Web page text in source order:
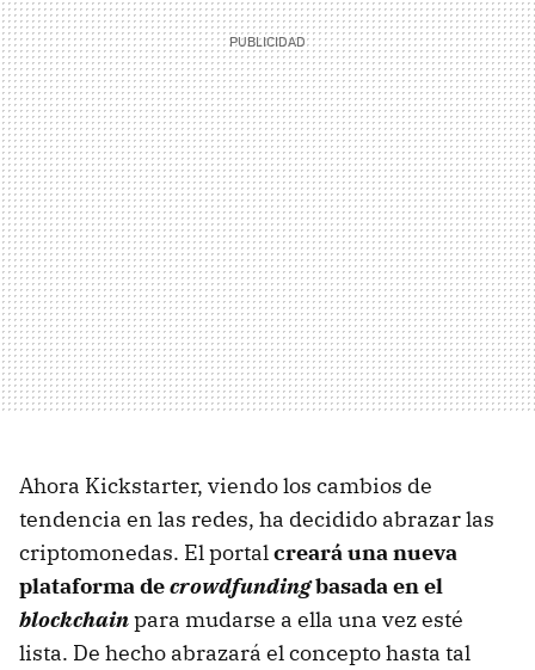
Ahora Kickstarter, viendo los cambios de
tendencia en las redes, ha decidido abrazar las
criptomonedas. El portalcreará una nueva
plataforma decrowdfundingbasada en el
blockchainpara mudarse a ella una vez esté
lista. De hecho abrazará el concepto hasta tal